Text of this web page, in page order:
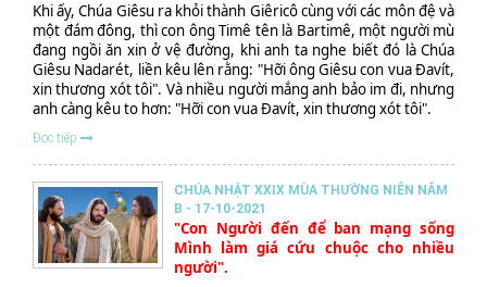
Khi ấy, Chúa Giêsu ra khỏi thành Giêricô cùng với các môn đệ và
một đám đông, thì con ông Timê tên là Bartimê, một người mù
đang ngồi ăn xin ở vệ đường, khi anh ta nghe biết đó là Chúa
Giêsu Nadarét, liền kêu lên rằng: "Hỡi ông Giêsu con vua Đavít,
xin thương xót tôi". Và nhiều người mắng anh bảo im đi, nhưng
anh càng kêu to hơn: "Hỡi con vua Đavít, xin thương xót tôi".
Đọc tiếp
CHÚA NHẬT XXIX MÙA THƯỜNG NIÊN NĂM
B - 17-10-2021
"Con Người đến để ban mạng sống
Mình làm giá cứu chuộc cho nhiều
người".